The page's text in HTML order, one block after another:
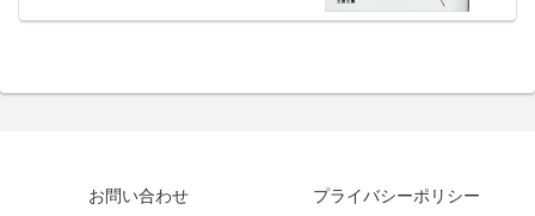
お問い合わせ プライバシーポリシー